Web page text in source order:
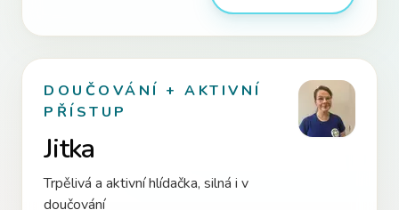
DOUČOVÁNÍ + AKTIVNÍ
PŘÍSTUP
Jitka
Trpělivá a aktivní hlídačka, silná i v
doučování